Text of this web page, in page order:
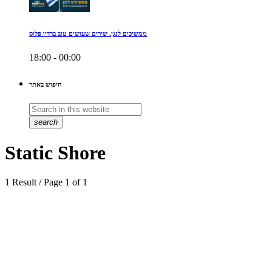
ממשיכים לנגן. שירים שעושים טוב ברדיו פלוס
18:00 - 00:00
חיפוש באתר
search
Static Shore
1 Result / Page 1 of 1